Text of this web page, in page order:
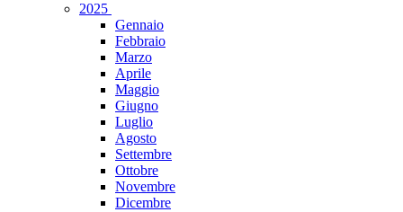
2025
Gennaio
Febbraio
Marzo
Aprile
Maggio
Giugno
Luglio
Agosto
Settembre
Ottobre
Novembre
Dicembre